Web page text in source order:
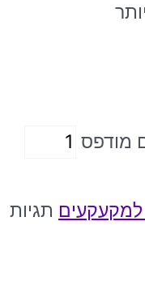
מודפס
למקעקעים תגיות